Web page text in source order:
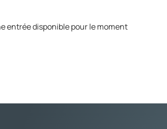
entrée disponible pour le moment